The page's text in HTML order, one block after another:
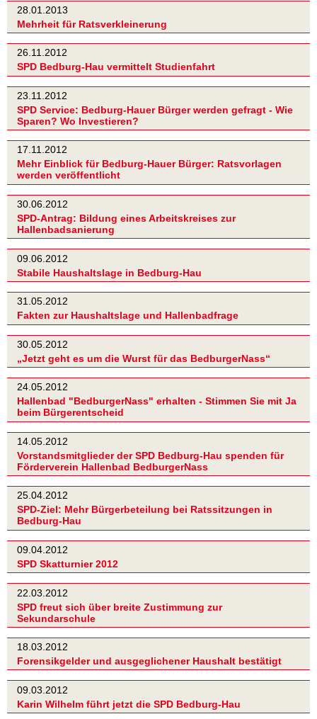
28.01.2013
Mehrheit für Ratsverkleinerung
26.11.2012
SPD Bedburg-Hau vermittelt Studienfahrt
23.11.2012
SPD Service: Bedburg-Hauer Bürger werden gefragt - Wie
Sparen? Wo Investieren?
17.11.2012
Mehr Einblick für Bedburg-Hauer Bürger: Ratsvorlagen
werden veröffentlicht
30.06.2012
SPD-Antrag: Bildung eines Arbeitskreises zur
Hallenbadsanierung
09.06.2012
Stabile Haushaltslage in Bedburg-Hau
31.05.2012
Fakten zur Haushaltslage und Hallenbadfrage
30.05.2012
„Jetzt geht es um die Wurst für das BedburgerNass“
24.05.2012
Hallenbad "BedburgerNass" erhalten - Stimmen Sie mit Ja
beim Bürgerentscheid
14.05.2012
Vorstandsmitglieder der SPD Bedburg-Hau spenden für
Förderverein Hallenbad BedburgerNass
25.04.2012
SPD-Ziel: Mehr Bürgerbeteilung bei Ratssitzungen in
Bedburg-Hau
09.04.2012
SPD Skatturnier 2012
22.03.2012
SPD freut sich über breite Zustimmung zur
Sekundarschule
18.03.2012
Forensikgelder und ausgeglichener Haushalt bestätigt
09.03.2012
Karin Wilhelm führt jetzt die SPD Bedburg-Hau